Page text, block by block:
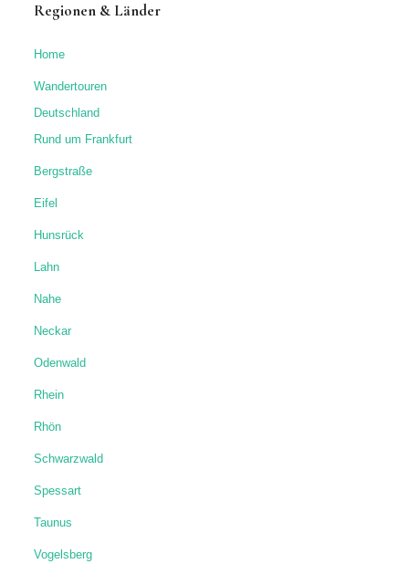
Regionen & Länder
Home
Wandertouren
Deutschland
Rund um Frankfurt
Bergstraße
Eifel
Hunsrück
Lahn
Nahe
Neckar
Odenwald
Rhein
Rhön
Schwarzwald
Spessart
Taunus
Vogelsberg